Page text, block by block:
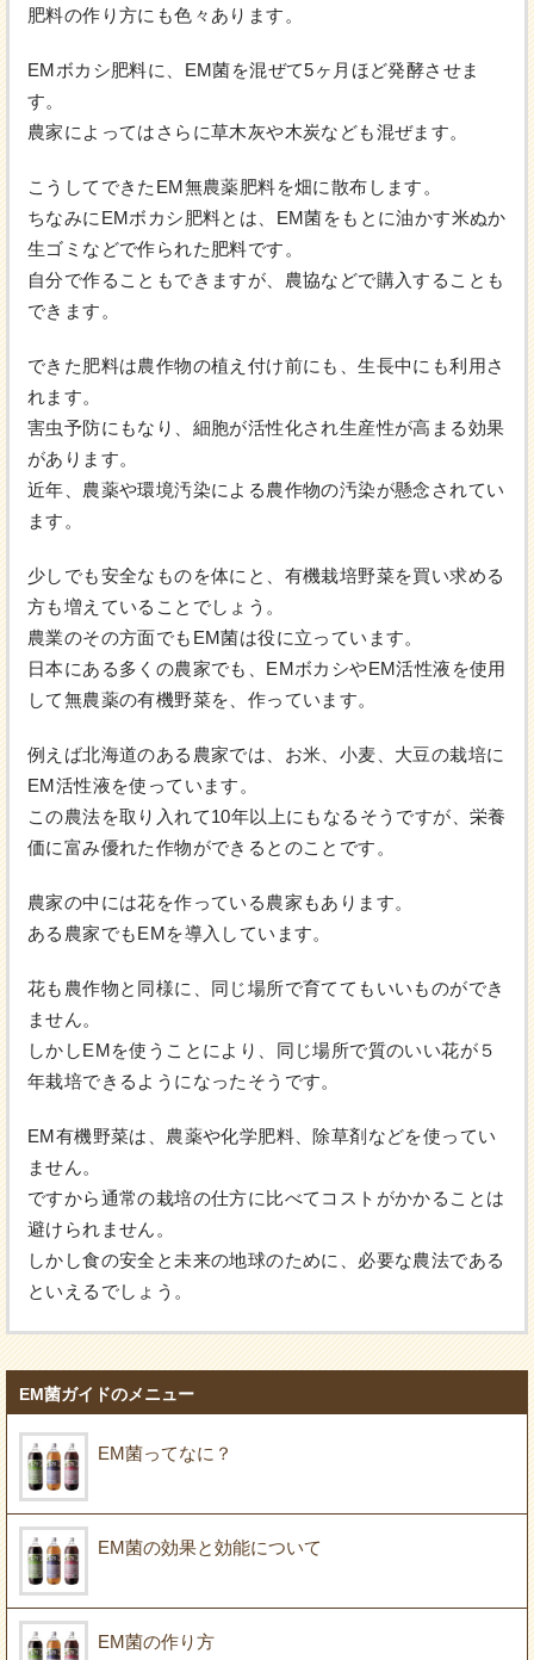
肥料の作り方にも色々あります。
EMボカシ肥料に、EM菌を混ぜて5ヶ月ほど発酵させま
す。
農家によってはさらに草木灰や木炭なども混ぜます。
こうしてできたEM無農薬肥料を畑に散布します。
ちなみにEMボカシ肥料とは、EM菌をもとに油かす米ぬか
生ゴミなどで作られた肥料です。
自分で作ることもできますが、農協などで購入することも
できます。
できた肥料は農作物の植え付け前にも、生長中にも利用さ
れます。
害虫予防にもなり、細胞が活性化され生産性が高まる効果
があります。
近年、農薬や環境汚染による農作物の汚染が懸念されてい
ます。
少しでも安全なものを体にと、有機栽培野菜を買い求める
方も増えていることでしょう。
農業のその方面でもEM菌は役に立っています。
日本にある多くの農家でも、EMボカシやEM活性液を使用
して無農薬の有機野菜を、作っています。
例えば北海道のある農家では、お米、小麦、大豆の栽培に
EM活性液を使っています。
この農法を取り入れて10年以上にもなるそうですが、栄養
価に富み優れた作物ができるとのことです。
農家の中には花を作っている農家もあります。
ある農家でもEMを導入しています。
花も農作物と同様に、同じ場所で育ててもいいものができ
ません。
しかしEMを使うことにより、同じ場所で質のいい花が５
年栽培できるようになったそうです。
EM有機野菜は、農薬や化学肥料、除草剤などを使ってい
ません。
ですから通常の栽培の仕方に比べてコストがかかることは
避けられません。
しかし食の安全と未来の地球のために、必要な農法である
といえるでしょう。
EM菌ガイドのメニュー
EM菌ってなに？
EM菌の効果と効能について
EM菌の作り方